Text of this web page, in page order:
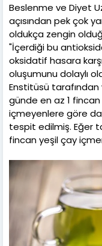
Beslenme ve Diyet
açısından pek çok
oldukça zengin
"İçerdiği bu
oksidatif hasara
oluşumunu dolaylı
Enstitüsü tarafından
günde en az 1 fincan
içmeyenlere göre
tespit edilmiş. Eğer
fincan yeşil çay